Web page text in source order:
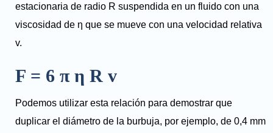
estacionaria de radio R suspendida en un fluido con una
viscosidad de η que se mueve con una velocidad relativa
v.
F = 6 π η R v
Podemos utilizar esta relación para demostrar que
duplicar el diámetro de la burbuja, por ejemplo, de 0,4 mm